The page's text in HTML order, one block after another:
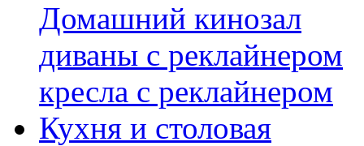
Домашний кинозал
диваны с реклайнером
кресла с реклайнером
Кухня и столовая